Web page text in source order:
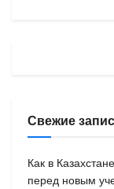
Свежие
Как в
перед новым